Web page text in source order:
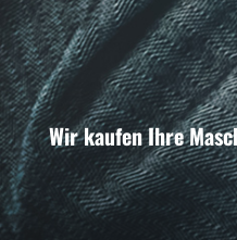
Wir kaufen Ihre